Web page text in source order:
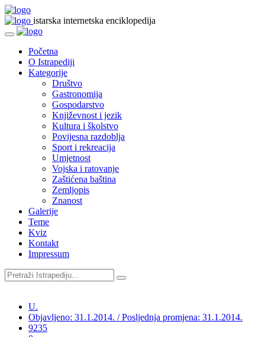
istarska internetska enciklopedija
Početna
O Istrapediji
Kategorije
Društvo
Gastronomija
Gospodarstvo
Književnost i jezik
Kultura i školstvo
Povijesna razdoblja
Sport i rekreacija
Umjetnost
Vojska i ratovanje
Zaštićena baština
Zemljopis
Znanost
Galerije
Teme
Kviz
Kontakt
Impressum
U.
Objavljeno: 31.1.2014. / Posljednja promjena: 31.1.2014.
9235